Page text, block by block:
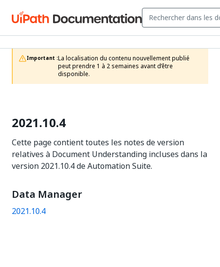
Important :La localisation du contenu nouvellement publié
peut prendre 1 à 2 semaines avant d’être
disponible.
2021.10.4
Cette page contient toutes les notes de version
relatives à Document Understanding incluses dans la
version 2021.10.4 de Automation Suite.
Data Manager
2021.10.4